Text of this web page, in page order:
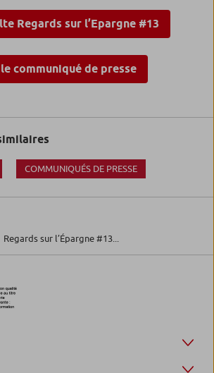
Regards sur l’Epargne #13
communiqué de presse
COMMUNIQUÉS DE PRESSE
Regards sur l’Épargne #13...